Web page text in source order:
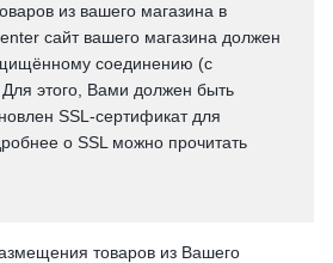
из вашего магазина в
сайт вашего магазина должен
соединению (с
этого, Вами должен быть
SSL-сертификат для
о SSL можно прочитать
товаров из Вашего